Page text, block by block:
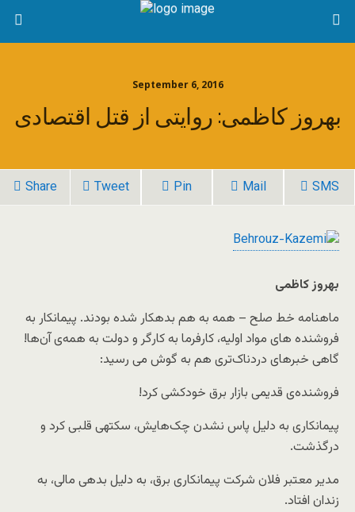
September 6, 2016
بهروز کاظمی: روایتی از قتل اقتصادی
Share Tweet Pin Mail SMS
بهروز کاظمی
ماهنامه خط صلح – همه به هم بدهکار شده‌ بودند. پیمانکار به
فروشنده های مواد اولیه، کارفرما به کارگر و دولت به همه‌ی آن‌ها!
گاهی خبرهای دردناک‌تری هم به گوش می ‌رسید:
فروشنده‌ی قدیمی بازار برق خودکشی کرد!
پیمانکاری به دلیل پاس نشدن چک‌هایش، سکته‎ی قلبی کرد و
درگذشت.
مدیر معتبر فلان شرکت پیمانکاری برق، به دلیل بدهی مالی، به
زندان افتاد.